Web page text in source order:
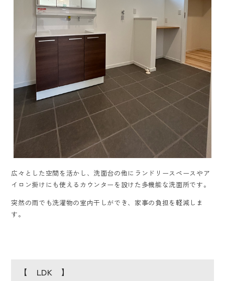
広々とした空間を活かし、洗面台の他にランドリースペースやア
イロン掛けにも使えるカウンターを設けた多機能な洗面所です。
突然の雨でも洗濯物の室内干しができ、家事の負担を軽減しま
す。
【 LDK 】